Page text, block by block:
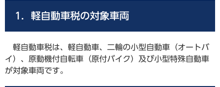
1．軽自動車税の対象車両
軽自動車税は、軽自動車、二輪の小型自動車（オートバ
イ）、原動機付自転車（原付バイク）及び小型特殊自動車
が対象車両です。